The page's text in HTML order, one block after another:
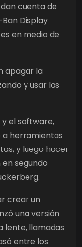
cuenta de
Display
en medio de
apagar la
y usar las
y el software,
a herramientas
y luego hacer
segundo
crear un
una versión
lente, llamadas
entre los